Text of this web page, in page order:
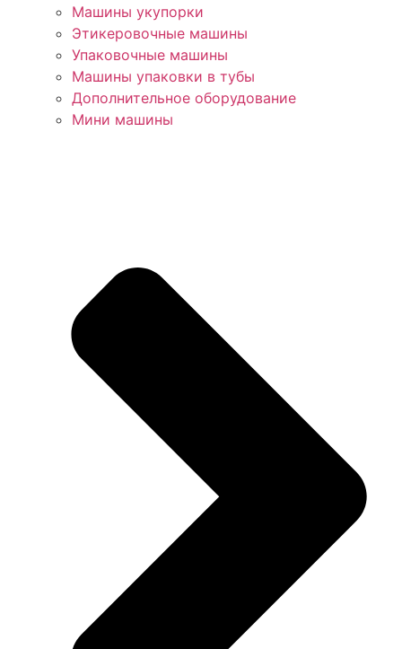
Машины укупорки
Этикеровочные машины
Упаковочные машины
Машины упаковки в тубы
Дополнительное оборудование
Мини машины